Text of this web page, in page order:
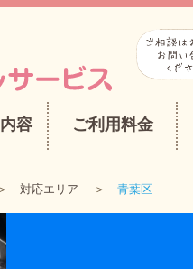
容 ご利用料金
対応エリア 青葉区